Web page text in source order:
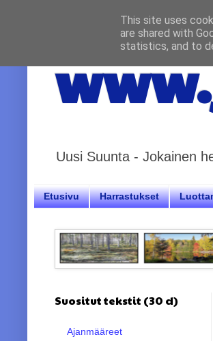
Uusi Suunta - Jokainen
Etusivu Harrastukset
Suositut tekstit (30 d)
Ajanmääreet
This site uses
are shared with
statistics, and to